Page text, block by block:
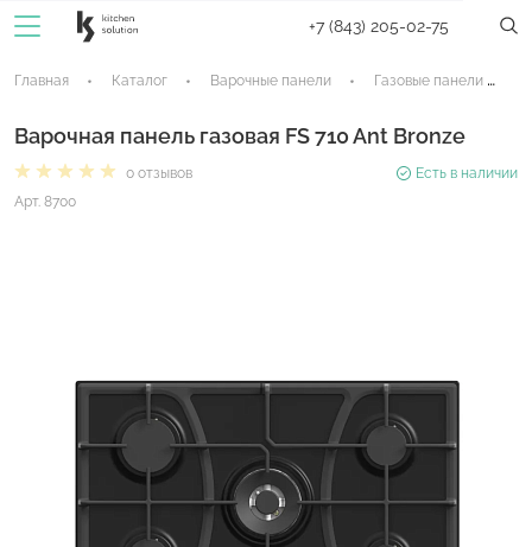
+7 (843) 205-02-75
Главная Каталог Варочные панели Газовые панели
Варочная панель газовая FS 710 Ant Bronze
0 отзывов
Есть в наличии
Арт. 8700